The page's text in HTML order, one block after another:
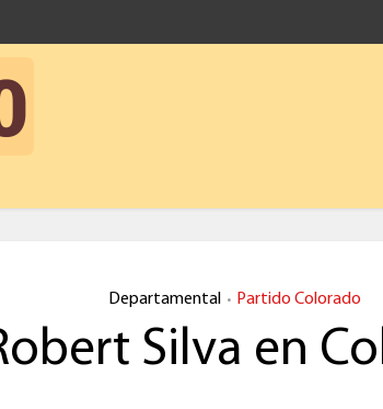
Departamental • Partido Colorado
Silva en